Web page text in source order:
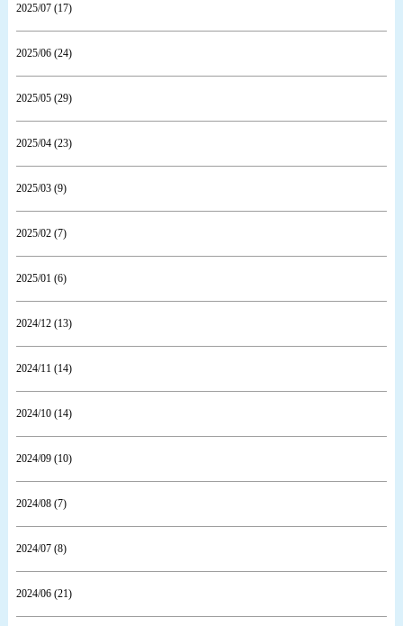
2025/07 (17)
2025/06 (24)
2025/05 (29)
2025/04 (23)
2025/03 (9)
2025/02 (7)
2025/01 (6)
2024/12 (13)
2024/11 (14)
2024/10 (14)
2024/09 (10)
2024/08 (7)
2024/07 (8)
2024/06 (21)